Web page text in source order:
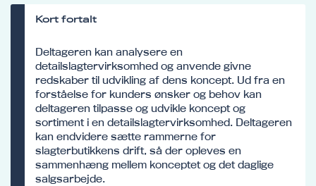
Kort fortalt
Deltageren kan analysere en
detailslagtervirksomhed og anvende givne
redskaber til udvikling af dens koncept. Ud fra en
forståelse for kunders ønsker og behov kan
deltageren tilpasse og udvikle koncept og
sortiment i en detailslagtervirksomhed. Deltageren
kan endvidere sætte rammerne for
slagterbutikkens drift, så der opleves en
sammenhæng mellem konceptet og det daglige
salgsarbejde.